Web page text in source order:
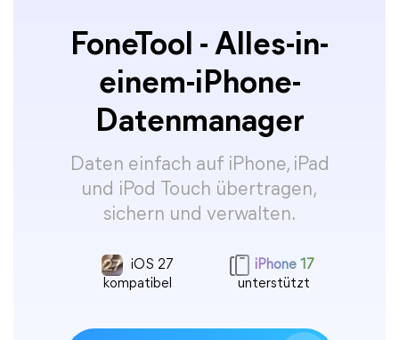
FoneTool - Alles-in-
einem-iPhone-
Datenmanager
Daten einfach auf iPhone, iPad
und iPod Touch übertragen,
sichern und verwalten.
iOS 27
kompatibel
iPhone 17
unterstützt